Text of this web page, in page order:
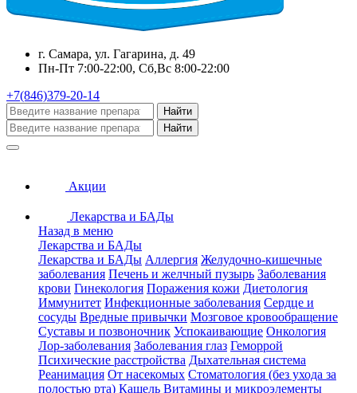
г. Самара, ул. Гагарина, д. 49
Пн-Пт 7:00-22:00, Сб,Вс 8:00-22:00
+7(846)379-20-14
Найти
Найти
Акции
Лекарства и БАДы
Назад в меню
Лекарства и БАДы
Лекарства и БАДы Аллергия Желудочно-кишечные
заболевания Печень и желчный пузырь Заболевания
крови Гинекология Поражения кожи Диетология
Иммунитет Инфекционные заболевания Сердце и
сосуды Вредные привычки Мозговое кровообращение
Суставы и позвоночник Успокаивающие Онкология
Лор-заболевания Заболевания глаз Геморрой
Психические расстройства Дыхательная система
Реанимация От насекомых Стоматология (без ухода за
полостью рта) Кашель Витамины и микроэлементы